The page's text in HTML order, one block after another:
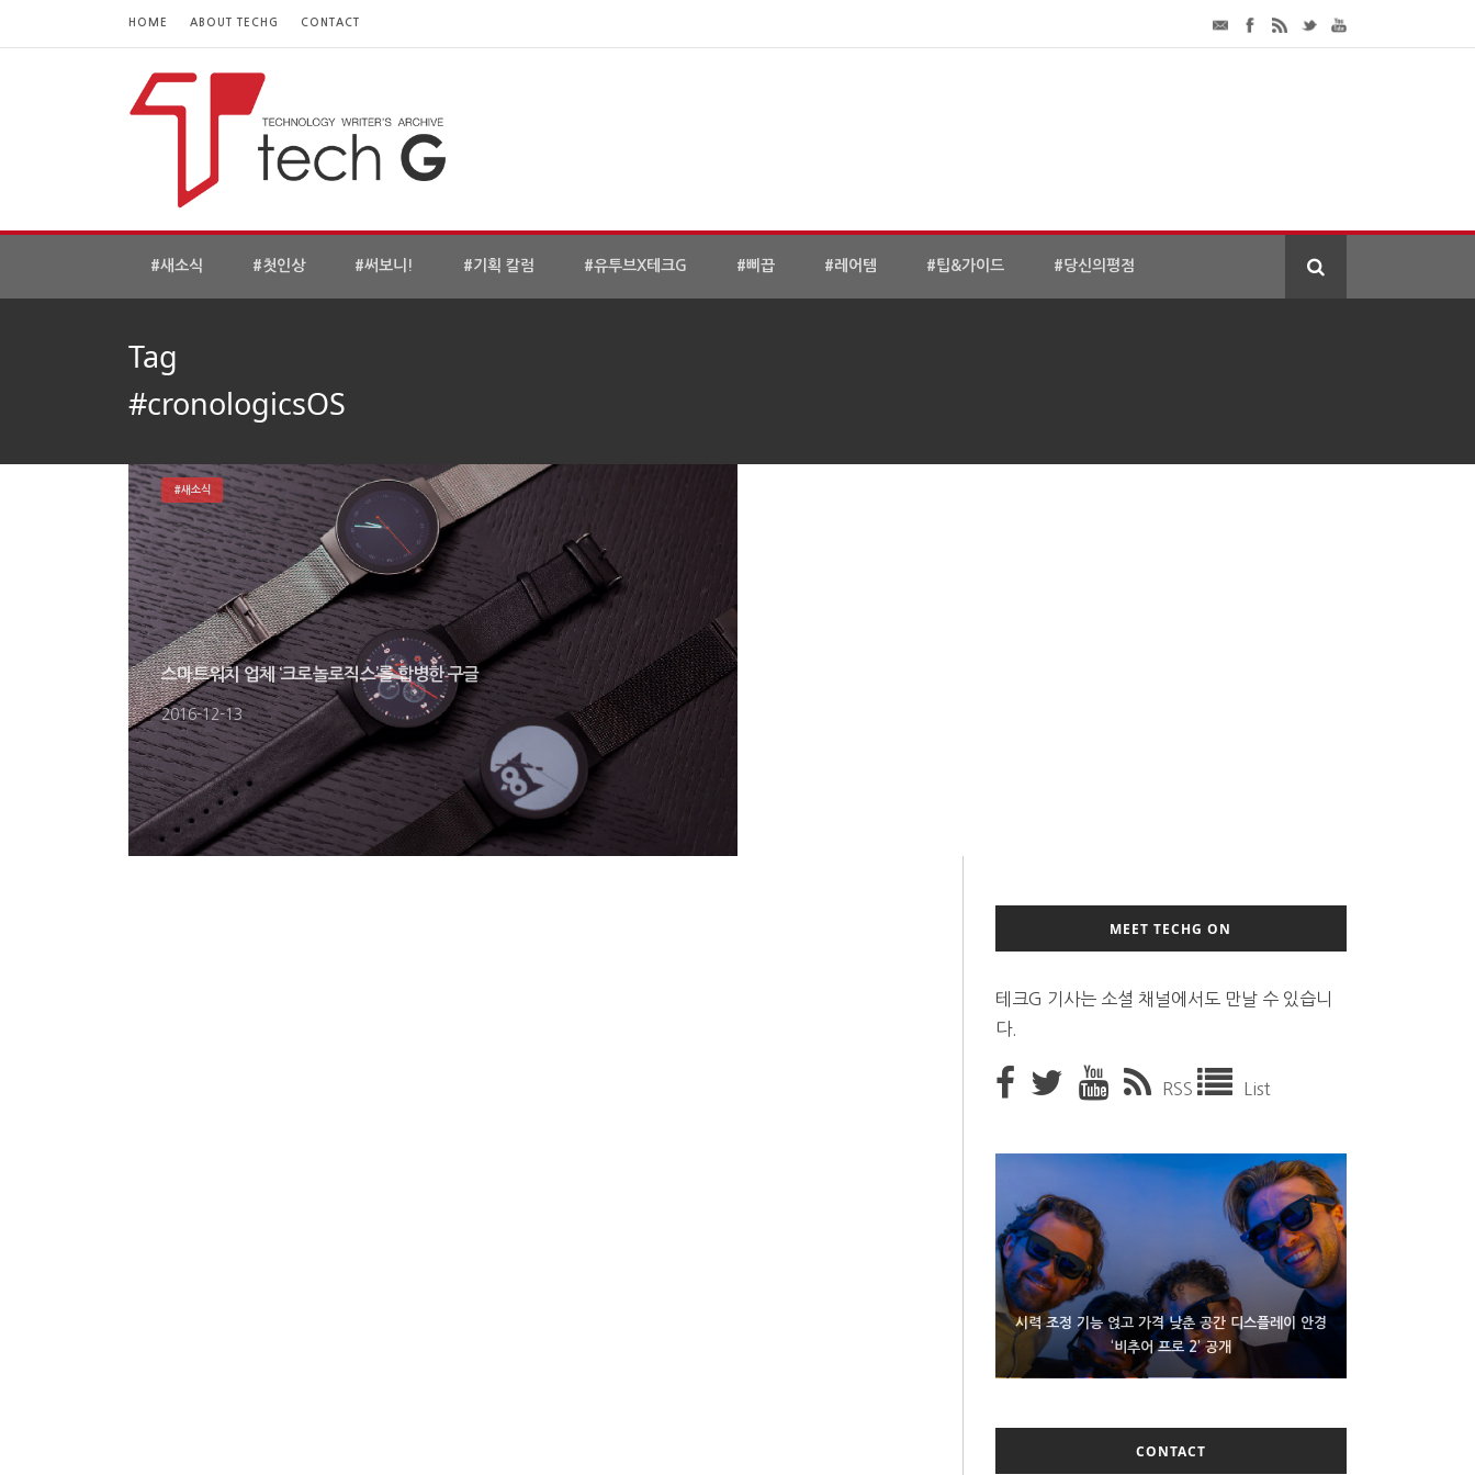
HOME ABOUT TECHG CONTACT
#새소식 #첫인상 #써보니! #기획 칼럼 #유투브X테크G #삐끕 #레어템 #팁&가이드 #당신의평점
Tag
#cronologicsOS
스마트워치 업체 ‘크로놀로직스’를 합병한 구글
2016-12-13
#새소식
MEET TECHG ON
테크G 기사는 소셜 채널에서도 만날 수 있습니
다.
RSS List
시력 조정 기능 얹고 가격 낮춘 공간 디스플레이 안경
‘비추어 프로 2’ 공개
D램 부족에 10억달러어치 아이폰18 프로세서 패키징
대기 중
300~400달러 반지형 스피커 준비하는 오픈AI
CONTACT